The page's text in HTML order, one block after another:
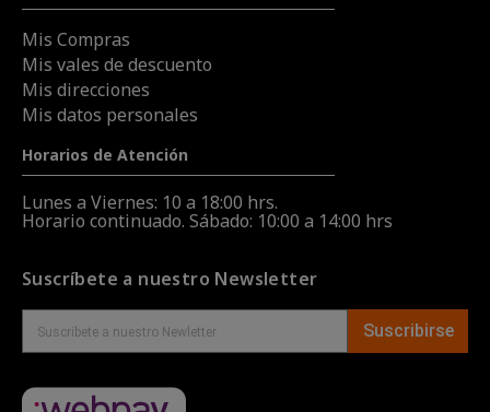
Mis Compras
Mis vales de descuento
Mis direcciones
Mis datos personales
Horarios de Atención
Lunes a Viernes: 10 a 18:00 hrs.
Horario continuado. Sábado: 10:00 a 14:00 hrs
Suscríbete a nuestro Newsletter
Suscribirse